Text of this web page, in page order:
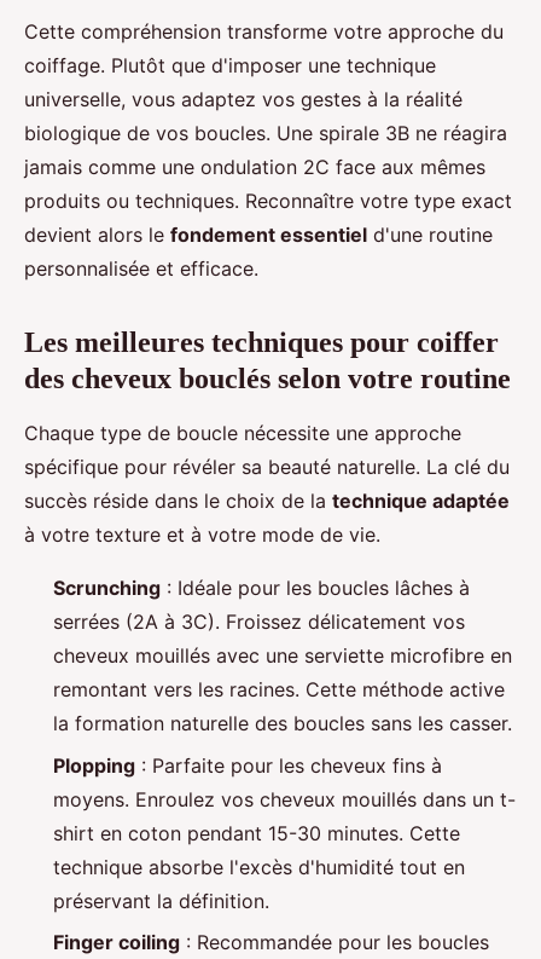
Cette compréhension transforme votre approche du
coiffage. Plutôt que d'imposer une technique
universelle, vous adaptez vos gestes à la réalité
biologique de vos boucles. Une spirale 3B ne réagira
jamais comme une ondulation 2C face aux mêmes
produits ou techniques. Reconnaître votre type exact
devient alors le fondement essentiel d'une routine
personnalisée et efficace.
Les meilleures techniques pour coiffer
des cheveux bouclés selon votre routine
Chaque type de boucle nécessite une approche
spécifique pour révéler sa beauté naturelle. La clé du
succès réside dans le choix de la technique adaptée
à votre texture et à votre mode de vie.
Scrunching : Idéale pour les boucles lâches à
serrées (2A à 3C). Froissez délicatement vos
cheveux mouillés avec une serviette microfibre en
remontant vers les racines. Cette méthode active
la formation naturelle des boucles sans les casser.
Plopping : Parfaite pour les cheveux fins à
moyens. Enroulez vos cheveux mouillés dans un t-
shirt en coton pendant 15-30 minutes. Cette
technique absorbe l'excès d'humidité tout en
préservant la définition.
Finger coiling : Recommandée pour les boucles